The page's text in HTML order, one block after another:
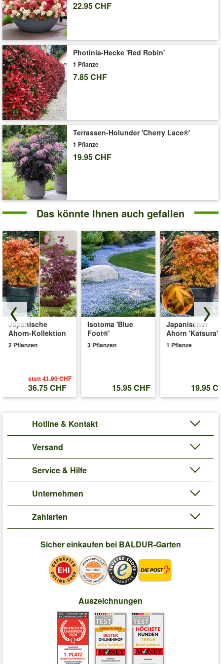
Wasserbedarf ist gering bis mittel. (Acer palmatum)
Art.-Nr.:9334
Liefergrösse:3-Liter Containertopf, ca. 20-30 cm hoch
'Ahorn '3-Farben Festival''
Pflege-Tipps
22.95 CHF
Photinia-Hecke 'Red Robin'
1 Pflanze
7.85 CHF
Terrassen-Holunder 'Cherry Lace®'
1 Pflanze
19.95 CHF
Das könnte Ihnen auch gefallen
Japanische
Ahorn-Kollektion
2 Pflanzen
statt41.90 CHF
36.75 CHF
Isotoma 'Blue
Foot®'
3 Pflanzen
15.95 CHF
Japanischer
Ahorn 'Katsura'
1 Pflanze
19.95
Hotline & Kontakt
Versand
Service & Hilfe
Unternehmen
Zahlarten
Sicher einkaufen bei BALDUR-Garten
Auszeichnungen